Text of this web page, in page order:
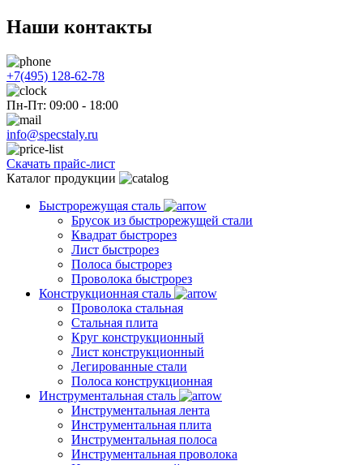
Наши контакты
+7(495) 128-62-78
Пн-Пт: 09:00 - 18:00
info@specstaly.ru
Скачать прайс-лист
Каталог продукции
Быстрорежущая сталь
Брусок из быстрорежущей стали
Квадрат быстрорез
Лист быстрорез
Полоса быстрорез
Проволока быстрорез
Конструкционная сталь
Проволока стальная
Стальная плита
Круг конструкционный
Лист конструкционный
Легированные стали
Полоса конструкционная
Инструментальная сталь
Инструментальная лента
Инструментальная плита
Инструментальная полоса
Инструментальная проволока